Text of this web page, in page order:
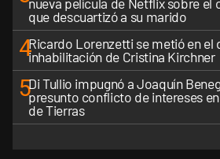
que descuartizó a su marido
4Ricardo Lorenzetti se metió en el
inhabilitación de Cristina Kirchner
5Di Tullio impugnó a Joaquín
presunto conflicto de intereses
de Tierras